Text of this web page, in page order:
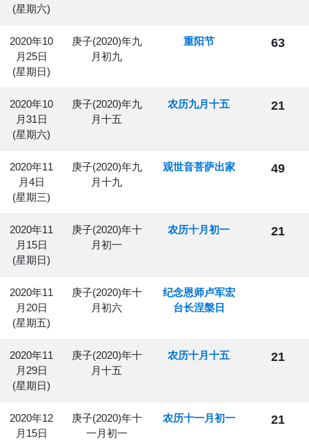
(星期六)
2020年10
月25日
(星期日)
庚子(2020)年九
月初九
重阳节 63
2020年10
月31日
(星期六)
庚子(2020)年九
月十五
农历九月十五 21
2020年11
月4日
(星期三)
庚子(2020)年九
月十九
观世音菩萨出家 49
2020年11
月15日
(星期日)
庚子(2020)年十
月初一
农历十月初一 21
2020年11
月20日
(星期五)
庚子(2020)年十
月初六
纪念恩师卢军宏
台长涅槃日
2020年11
月29日
(星期日)
庚子(2020)年十
月十五
农历十月十五 21
2020年12
月15日
庚子(2020)年十
一月初一
农历十一月初一 21